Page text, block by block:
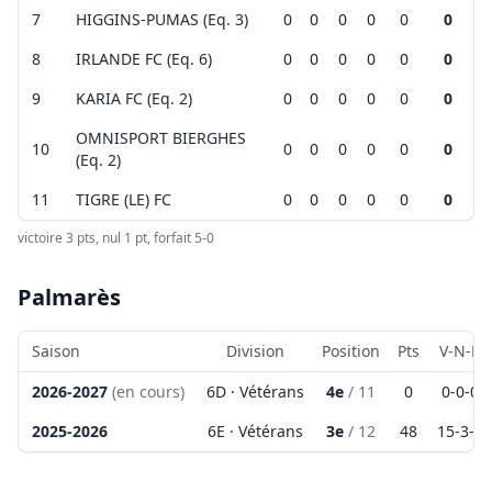
OpenStreetMap contributors © CARTO
Vérifiez toujours ces infos sur
lien
7 HIGGINS-PUMAS (Eq. 3) 0 0 0 0 0
0
8
IRLANDE FC (Eq. 6) 0 0 0 0 0
0
9
KARIA FC (Eq. 2) 0 0 0 0 0 0
10
OMNISPORT BIERGHES
(Eq. 2)
0 0 0 0 0 0
11 TIGRE (LE) FC 0 0 0 0 0 0
victoire 3 pts, nul 1 pt, forfait 5-0
Palmarès
Saison Division Position Pts
V-N-D
2026-2027 (en cours) 6D · Vétérans 4e / 11 0 0-0-0
2025-2026
6E · Vétérans 3e / 12 48 15-3-